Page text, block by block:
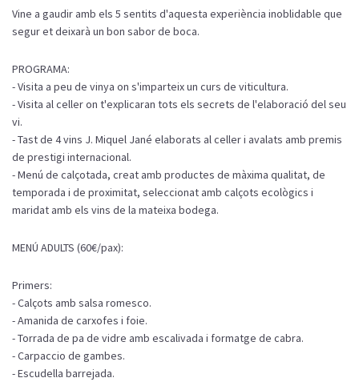
Vine a gaudir amb els 5 sentits d'aquesta experiència inoblidable que
segur et deixarà un bon sabor de boca.
PROGRAMA:
- Visita a peu de vinya on s'imparteix un curs de viticultura.
- Visita al celler on t'explicaran tots els secrets de l'elaboració del seu
vi.
- Tast de 4 vins J. Miquel Jané elaborats al celler i avalats amb premis
de prestigi internacional.
- Menú de calçotada, creat amb productes de màxima qualitat, de
temporada i de proximitat, seleccionat amb calçots ecològics i
maridat amb els vins de la mateixa bodega.
MENÚ ADULTS (60€/pax):
Primers:
- Calçots amb salsa romesco.
- Amanida de carxofes i foie.
- Torrada de pa de vidre amb escalivada i formatge de cabra.
- Carpaccio de gambes.
- Escudella barrejada.